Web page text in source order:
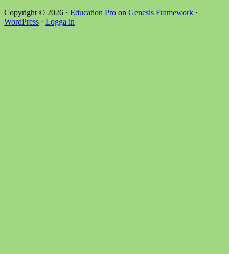
Copyright © 2026 · Education Pro on Genesis Framework ·
WordPress · Logga in